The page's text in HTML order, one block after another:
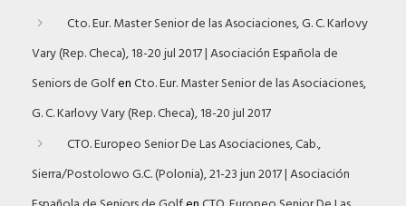
Cto. Eur. Master Senior de las Asociaciones, G. C. Karlovy
Vary (Rep. Checa), 18-20 jul 2017 | Asociación Española de
Seniors de GolfenCto. Eur. Master Senior de las Asociaciones,
G. C. Karlovy Vary (Rep. Checa), 18-20 jul 2017
CTO. Europeo Senior De Las Asociaciones, Cab.,
Sierra/Postolowo G.C. (Polonia), 21-23 jun 2017 | Asociación